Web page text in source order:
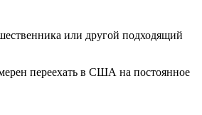
или другой подходящий
переехать в США на постоянное